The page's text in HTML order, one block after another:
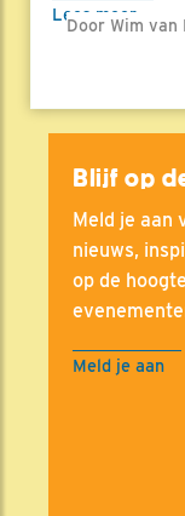
Lees meer
Door Wim van
Blijf op
Meld je aan
nieuws,
op de
Meld je aan